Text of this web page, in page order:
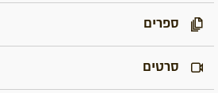
ספרים
סרטים